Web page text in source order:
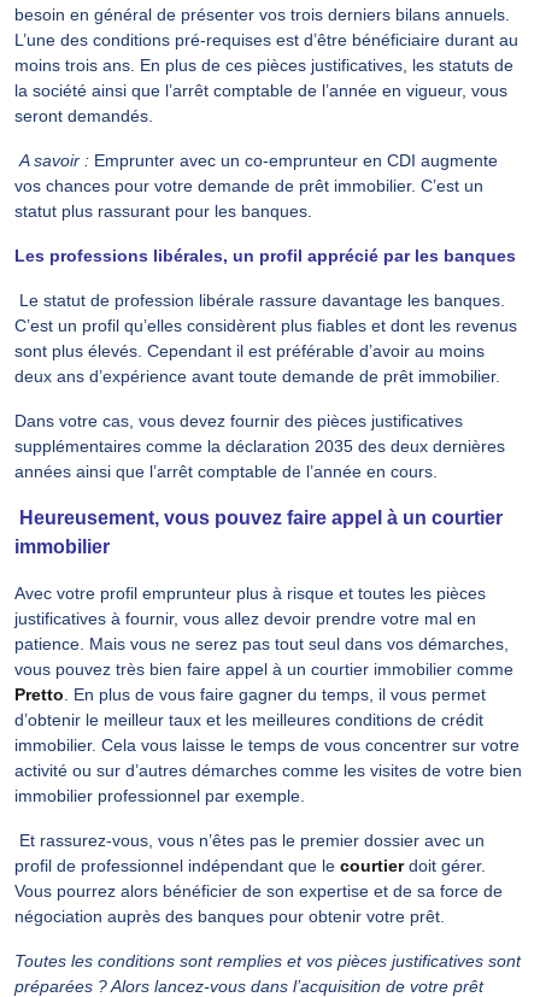
besoin en général de présenter vos trois derniers bilans annuels.
L’une des conditions pré-requises est d’être bénéficiaire durant au
moins trois ans. En plus de ces pièces justificatives, les statuts de
la société ainsi que l’arrêt comptable de l’année en vigueur, vous
seront demandés.
A savoir : Emprunter avec un co-emprunteur en CDI augmente
vos chances pour votre demande de prêt immobilier. C’est un
statut plus rassurant pour les banques.
Les professions libérales, un profil apprécié par les banques
Le statut de profession libérale rassure davantage les banques.
C’est un profil qu’elles considèrent plus fiables et dont les revenus
sont plus élevés. Cependant il est préférable d’avoir au moins
deux ans d’expérience avant toute demande de prêt immobilier.
Dans votre cas, vous devez fournir des pièces justificatives
supplémentaires comme la déclaration 2035 des deux dernières
années ainsi que l’arrêt comptable de l’année en cours.
Heureusement, vous pouvez faire appel à un courtier
immobilier
Avec votre profil emprunteur plus à risque et toutes les pièces
justificatives à fournir, vous allez devoir prendre votre mal en
patience. Mais vous ne serez pas tout seul dans vos démarches,
vous pouvez très bien faire appel à un courtier immobilier comme
Pretto . En plus de vous faire gagner du temps, il vous permet
d’obtenir le meilleur taux et les meilleures conditions de crédit
immobilier. Cela vous laisse le temps de vous concentrer sur votre
activité ou sur d’autres démarches comme les visites de votre bien
immobilier professionnel par exemple.
Et rassurez-vous, vous n’êtes pas le premier dossier avec un
profil de professionnel indépendant que le courtierdoit gérer.
Vous pourrez alors bénéficier de son expertise et de sa force de
négociation auprès des banques pour obtenir votre prêt.
Toutes les conditions sont remplies et vos pièces justificatives sont
préparées ? Alors lancez-vous dans l’acquisition de votre prêt